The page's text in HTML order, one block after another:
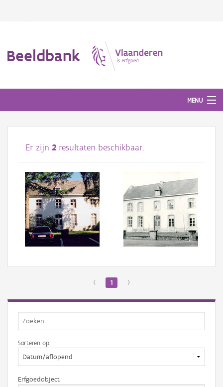
Beeldbank
MENU
Afbeeldingen
#BeeldIndeKijker
Hergebruik
Over ons
Aanmelden
Er zijn 2 resultaten beschikbaar.
‹ 1 ›
Sorteren op:
Erfgoedobject